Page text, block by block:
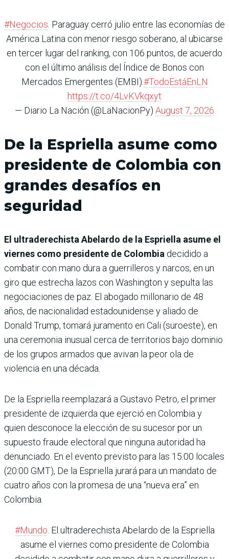
#Negocios. Paraguay cerró julio entre las economías de
América Latina con menor riesgo soberano, al ubicarse
en tercer lugar del ranking, con 106 puntos, de acuerdo
con el último análisis del Índice de Bonos con
Mercados Emergentes (EMBI).#TodoEstáEnLN
https://t.co/4LvKVkqxyt
— Diario La Nación (@LaNacionPy) August 7, 2026
De la Espriella asume como
presidente de Colombia con
grandes desafíos en
seguridad
El ultraderechista Abelardo de la Espriella asume el
viernes como presidente de Colombia decidido a
combatir con mano dura a guerrilleros y narcos, en un
giro que estrecha lazos con Washington y sepulta las
negociaciones de paz. El abogado millonario de 48
años, de nacionalidad estadounidense y aliado de
Donald Trump, tomará juramento en Cali (suroeste), en
una ceremonia inusual cerca de territorios bajo dominio
de los grupos armados que avivan la peor ola de
violencia en una década.
De la Espriella reemplazará a Gustavo Petro, el primer
presidente de izquierda que ejerció en Colombia y
quien desconoce la elección de su sucesor por un
supuesto fraude electoral que ninguna autoridad ha
denunciado. En el evento previsto para las 15:00 locales
(20:00 GMT), De la Espriella jurará para un mandato de
cuatro años con la promesa de una “nueva era” en
Colombia.
#Mundo. El ultraderechista Abelardo de la Espriella
asume el viernes como presidente de Colombia